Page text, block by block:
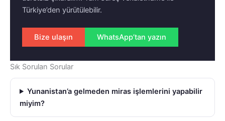
Türkiye’den yürütülebilir.
Bize ulaşın WhatsApp’tan yazın
Sık Sorulan Sorular
Yunanistan’a gelmeden miras işlemlerini yapabilir
miyim?